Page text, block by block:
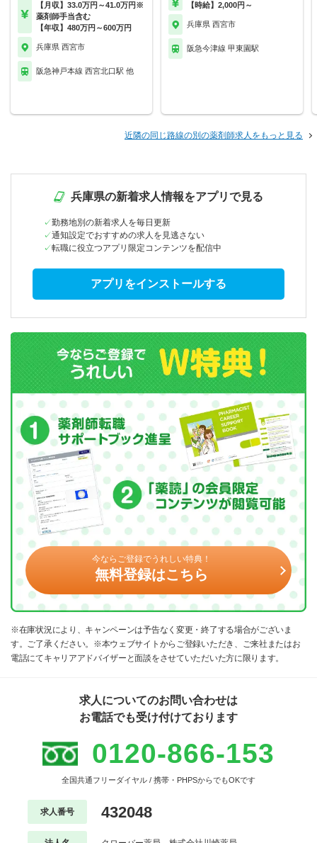
【月収】33.0万円～41.0万円※
薬剤師手当含む
【年収】480万円～600万円
兵庫県 西宮市
阪急神戸本線 西宮北口駅 他
【時給】2,000円～
兵庫県 西宮市
阪急今津線 甲東園駅
近隣の同じ路線の別の薬剤師求人をもっと見る
兵庫県の新着求人情報をアプリで見る
勤務地別の新着求人を毎日更新
通知設定でおすすめの求人を見逃さない
転職に役立つアプリ限定コンテンツを配信中
アプリをインストールする
今ならご登録でうれしい特典！
無料登録はこちら
※在庫状況により、キャンペーンは予告なく変更・終了する場合がございま
す。ご了承ください。※本ウェブサイトからご登録いただき、ご来社またはお
電話にてキャリアアドバイザーと面談をさせていただいた方に限ります。
求人についてのお問い合わせは
お電話でも受け付けております
0120-866-153
全国共通フリーダイヤル / 携帯・PHPSからでもOKです
求人番号 432048